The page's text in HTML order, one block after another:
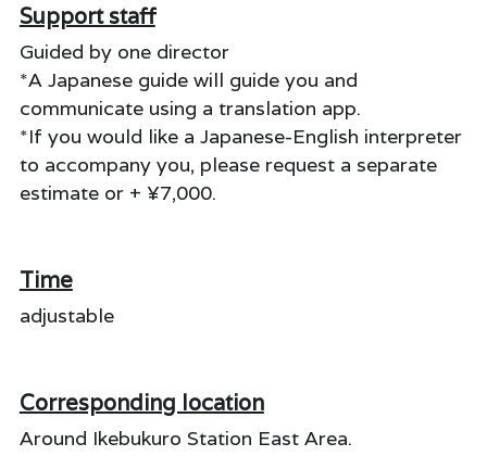
Support staff
Guided by one director
*A Japanese guide will guide you and
communicate using a translation app.
*If you would like a Japanese-English interpreter
to accompany you, please request a separate
estimate or + ¥7,000.
Time
adjustable
Corresponding location
Around Ikebukuro Station East Area.